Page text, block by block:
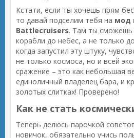
Кстати, если ты хочешь прям
то давай подселим тебя на мод
Battlecruisers. Там ты сможешь
корабли до небес, а не только
когда запустил эту штуку,
не только космоса, но и всей
сражение – это как небольшая
единоличный владелец бара, и
золотых слитках! Проверено!
Как не стать
Теперь делюсь парочкой
новичок, обязательно учись